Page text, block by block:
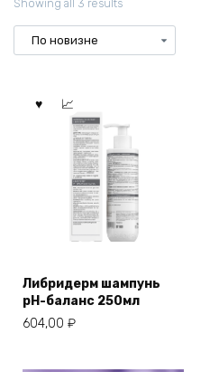
Showing all 3 results
Либридерм шампунь
pH-баланс 250мл
604,00 ₽